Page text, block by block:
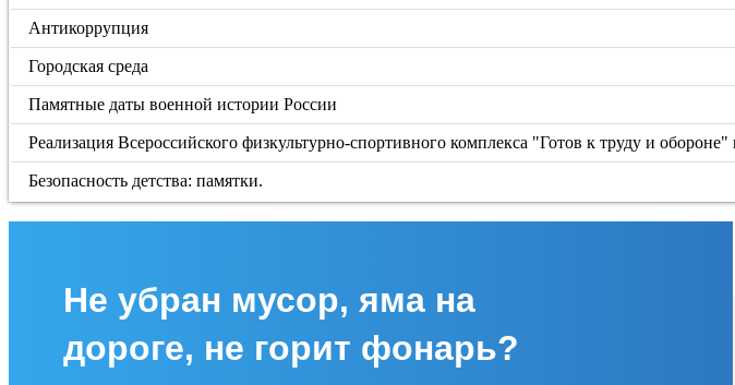
Антикоррупция
Городская среда
Памятные даты военной истории России
Реализация Всероссийского физкультурно-спортивного комплекса "Готов к труду и обороне"
Безопасность детства: памятки.
Не убран мусор, яма на
дороге, не горит фонарь?